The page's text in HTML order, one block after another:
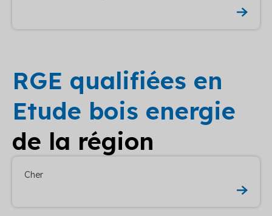
RGE qualifiées en
Etude bois energie
de la région
Cher